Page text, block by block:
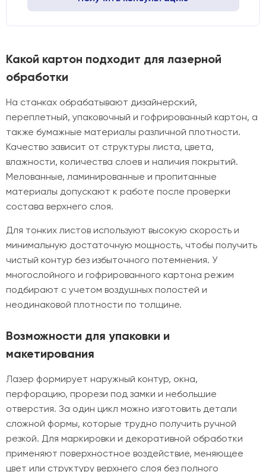
Какой картон подходит для лазерной
обработки
На станках обрабатывают дизайнерский,
переплетный, упаковочный и гофрированный картон, а
также бумажные материалы различной плотности.
Качество зависит от структуры листа, цвета,
влажности, количества слоев и наличия покрытий.
Мелованные, ламинированные и пропитанные
материалы допускают к работе после проверки
состава верхнего слоя.
Для тонких листов используют высокую скорость и
минимальную достаточную мощность, чтобы получить
чистый контур без избыточного потемнения. У
многослойного и гофрированного картона режим
подбирают с учетом воздушных полостей и
неодинаковой плотности по толщине.
Возможности для упаковки и
макетирования
Лазер формирует наружный контур, окна,
перфорацию, прорези под замки и небольшие
отверстия. За один цикл можно изготовить детали
сложной формы, которые трудно получить ручной
резкой. Для маркировки и декоративной обработки
применяют поверхностное воздействие, меняющее
цвет или структуру верхнего слоя без полного